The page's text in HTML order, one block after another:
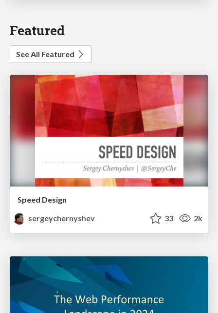
Featured
See All Featured
Speed Design
sergeychernyshev
33 2k